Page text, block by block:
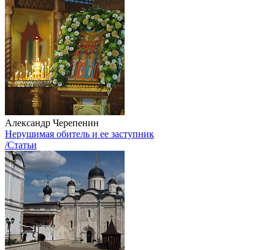
Александр Черепенин
Нерушимая обитель и ее заступник
/Статьи